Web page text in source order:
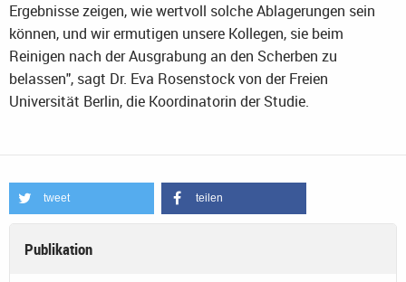
Ergebnisse zeigen, wie wertvoll solche Ablagerungen sein
können, und wir ermutigen unsere Kollegen, sie beim
Reinigen nach der Ausgrabung an den Scherben zu
belassen", sagt Dr. Eva Rosenstock von der Freien
Universität Berlin, die Koordinatorin der Studie.
tweet teilen
Publikation